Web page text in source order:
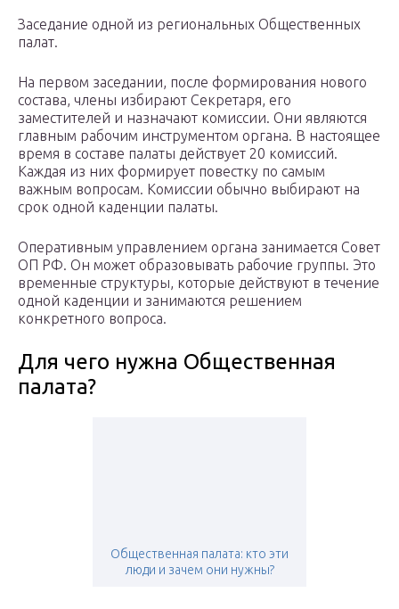
Заседание одной из региональных Общественных
палат.
На первом заседании, после формирования нового
состава, члены избирают Секретаря, его
заместителей и назначают комиссии. Они являются
главным рабочим инструментом органа. В настоящее
время в составе палаты действует 20 комиссий.
Каждая из них формирует повестку по самым
важным вопросам. Комиссии обычно выбирают на
срок одной каденции палаты.
Оперативным управлением органа занимается Совет
ОП РФ. Он может образовывать рабочие группы. Это
временные структуры, которые действуют в течение
одной каденции и занимаются решением
конкретного вопроса.
Для чего нужна Общественная
палата?
Общественная палата: кто эти
люди и зачем они нужны?